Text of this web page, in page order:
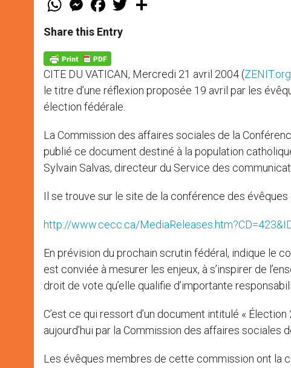
t
s
p
p
e
s
e
g
e
r
a
e
b
k
w
Share this Entry
CITE DU VATICAN, Mercredi 21 avril 2004 (ZENIT.org
le titre d’une réflexion proposée 19 avril par les
élection fédérale.
La Commission des affaires sociales de la
publié ce document destiné à la population
Sylvain Salvas, directeur du Service des
Il se trouve sur le site de la conférence des évêques
http://www.cecc.ca/
En prévision du prochain scrutin fédéral, indique le
est conviée à mesurer les enjeux, à s’inspirer de
droit de vote qu’elle qualifie d’importante
C’est ce qui ressort d’un document intitulé «
aujourd’hui par la Commission des affaires sociales
Les évêques membres de cette commission ont la